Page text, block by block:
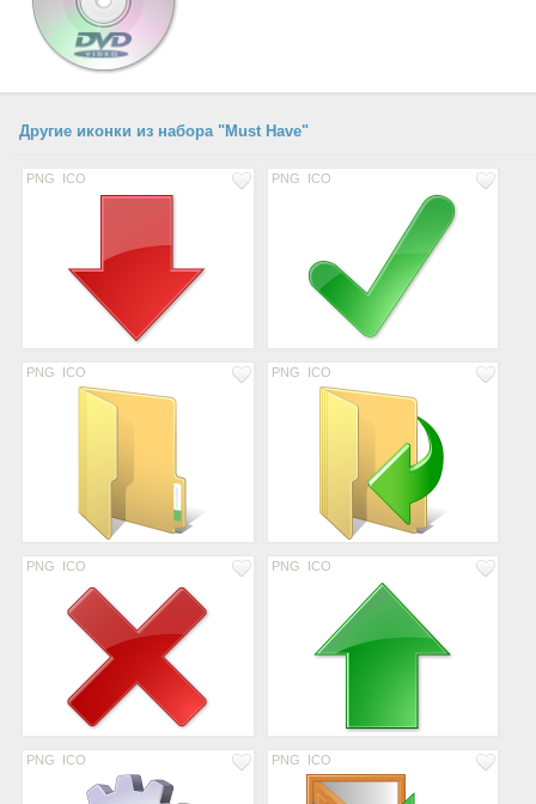
Другие иконки из набора "Must Have"
PNG ICO PNG ICO
PNG ICO PNG ICO
PNG ICO PNG ICO
PNG ICO PNG ICO